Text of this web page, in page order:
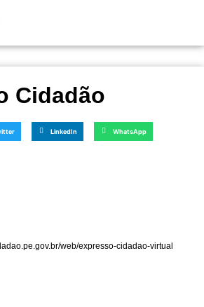
Cidadão
LinkedIn WhatsApp
web/expresso-cidadao-virtual